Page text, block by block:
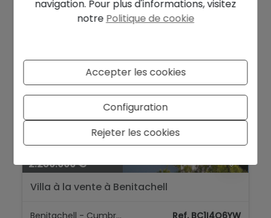
2.250.000 €
Villa à la vente à Benitachell
navigation. Pour plus d'informations, visitez
notre Politique de cookie
Accepter les cookies
Configuration
Rejeter les cookies